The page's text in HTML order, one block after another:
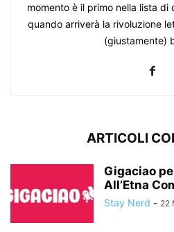
momento è il primo nella lista di
quando arriverà la rivoluzione
(giustamente)
ARTICOLI
Gigaciao
All’Etna
Stay Nerd - 22